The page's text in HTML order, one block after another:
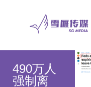
490万人
强制离